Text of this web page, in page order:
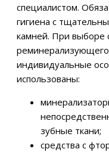
специалистом.
гигиена с
камней. При выборе
индивидуальные
использованы:
зубные ткани;
средства с